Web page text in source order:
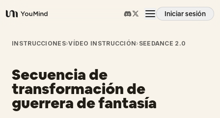
YouMind
Iniciar sesión
Resumen
Casos de uso
Habilidades
INSTRUCCIONES›VÍDEO INSTRUCCIÓN› SEEDANCE 2.0
Secuencia de
transformación de
guerrera de fantasía